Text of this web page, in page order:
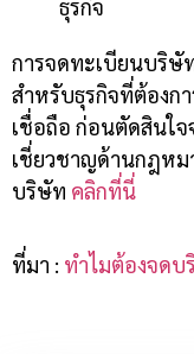
ธุรกิจ
การจดทะเบียนบริษั
สำหรับธุรกิจที่ต้องกา
เชื่อถือ ก่อนตัดสินใ
เชี่ยวชาญด้านกฎห
บริษัท คลิกที่นี่
ที่มา : ทำไมต้องจดบ